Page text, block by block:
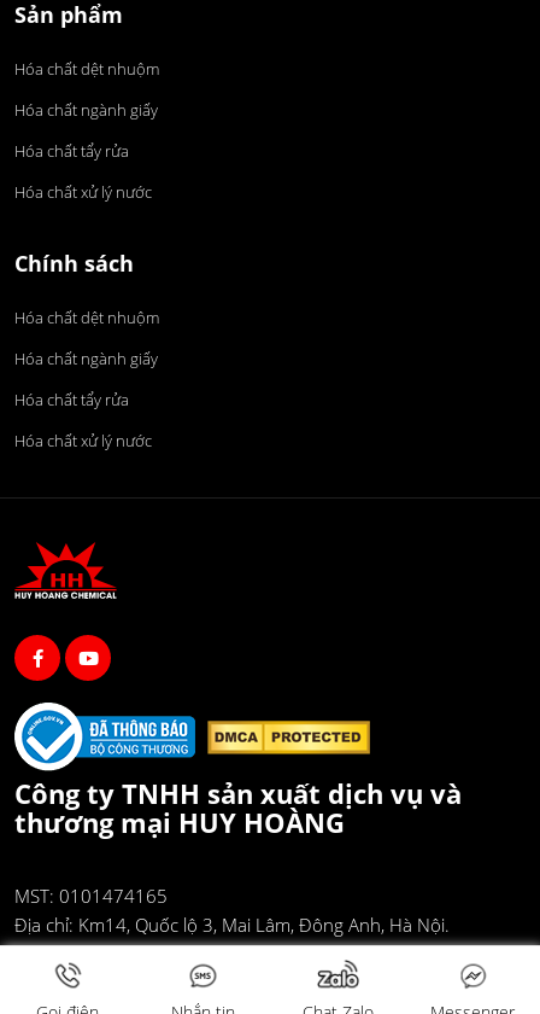
Sản phẩm
Hóa chất dệt nhuộm
Hóa chất ngành giấy
Hóa chất tẩy rửa
Hóa chất xử lý nước
Chính sách
Hóa chất dệt nhuộm
Hóa chất ngành giấy
Hóa chất tẩy rửa
Hóa chất xử lý nước
Công ty TNHH sản xuất dịch vụ và
thương mại HUY HOÀNG
MST: 0101474165
Địa chỉ: Km14, Quốc lộ 3, Mai Lâm, Đông Anh, Hà Nội.
huyhoang@hoachathuyhoang.com
Điện thoại:
0948 290 290